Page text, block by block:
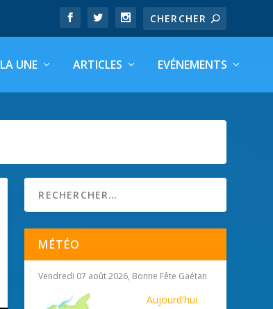
UNE ARTICLES EVÉNEMENTS
MÉTÉO
Vendredi 07 août 2026, Bonne Fête Gaétan
Aujourd'hui